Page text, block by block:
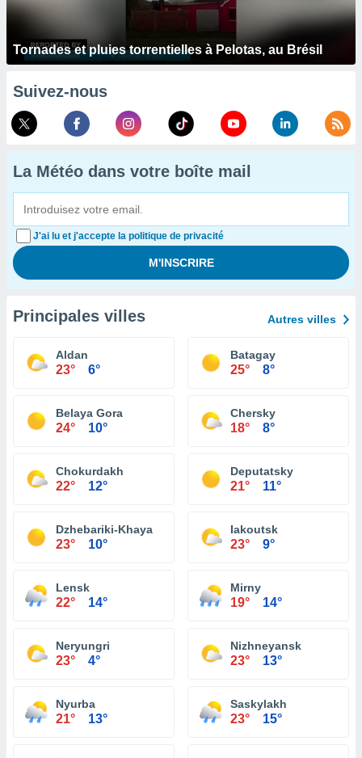
Tornades et pluies torrentielles à Pelotas, au Brésil
Suivez-nous
La Météo dans votre boîte mail
J'ai lu et j'accepte la politique de privacité
Principales villes Autres villes
Aldan
23° 6°
Batagay
25° 8°
Belaya Gora
24° 10°
Chersky
18° 8°
Chokurdakh
22° 12°
Deputatsky
21° 11°
Dzhebariki-Khaya
23° 10°
Iakoutsk
23° 9°
Lensk
22° 14°
Mirny
19° 14°
Neryungri
23° 4°
Nizhneyansk
23° 13°
Nyurba
21° 13°
Saskylakh
23° 15°